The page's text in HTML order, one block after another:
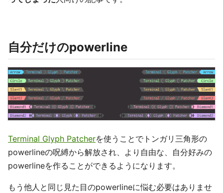
自分だけのpowerline
Terminal Glyph Patcherを使うことでトンガリ三角形の
powerlineの呪縛から解放され、より自由な、自分好みの
powerlineを作ることができるようになります。
もう他人と同じ見た目のpowerlineに悩む必要はありませ